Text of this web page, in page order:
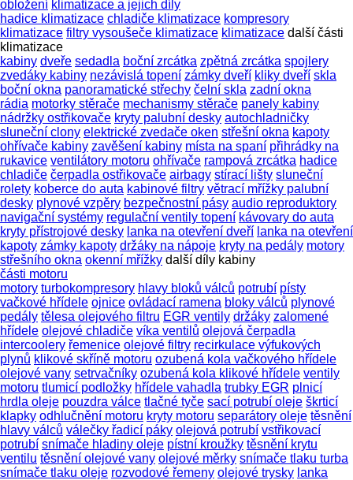
obložení klimatizace a jejich díly
hadice klimatizace chladiče klimatizace kompresory
klimatizace filtry vysoušeče klimatizace klimatizace další části
klimatizace
kabiny dveře sedadla boční zrcátka zpětná zrcátka spojlery
zvedáky kabiny nezávislá topení zámky dveří kliky dveří skla
boční okna panoramatické střechy čelní skla zadní okna
rádia motorky stěrače mechanismy stěrače panely kabiny
nádržky ostřikovače kryty palubní desky autochladničky
sluneční clony elektrické zvedače oken střešní okna kapoty
ohřívače kabiny zavěšení kabiny místa na spaní přihrádky na
rukavice ventilátory motoru ohřívače rampová zrcátka hadice
chladiče čerpadla ostřikovače airbagy stírací lišty sluneční
rolety koberce do auta kabinové filtry větrací mřížky palubní
desky plynové vzpěry bezpečnostní pásy audio reproduktory
navigační systémy regulační ventily topení kávovary do auta
kryty přístrojové desky lanka na otevření dveří lanka na otevření
kapoty zámky kapoty držáky na nápoje kryty na pedály motory
střešního okna okenní mřížky další díly kabiny
části motoru
motory turbokompresory hlavy bloků válců potrubí písty
vačkové hřídele ojnice ovládací ramena bloky válců plynové
pedály tělesa olejového filtru EGR ventily držáky zalomené
hřídele olejové chladiče víka ventilů olejová čerpadla
intercoolery řemenice olejové filtry recirkulace výfukových
plynů klikové skříně motoru ozubená kola vačkového hřídele
olejové vany setrvačníky ozubená kola klikové hřídele ventily
motoru tlumicí podložky hřídele vahadla trubky EGR plnicí
hrdla oleje pouzdra válce tlačné tyče sací potrubí oleje škrticí
klapky odhlučnění motoru kryty motoru separátory oleje těsnění
hlavy válců válečky řadicí páky olejová potrubí vstřikovací
potrubí snímače hladiny oleje pístní kroužky těsnění krytu
ventilu těsnění olejové vany olejové měrky snímače tlaku turba
snímače tlaku oleje rozvodové řemeny olejové trysky lanka